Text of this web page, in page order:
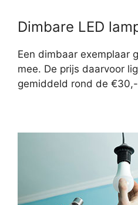
Dimbare LED
Een dimbaar exemplaar
mee. De prijs daarvoor
gemiddeld rond de